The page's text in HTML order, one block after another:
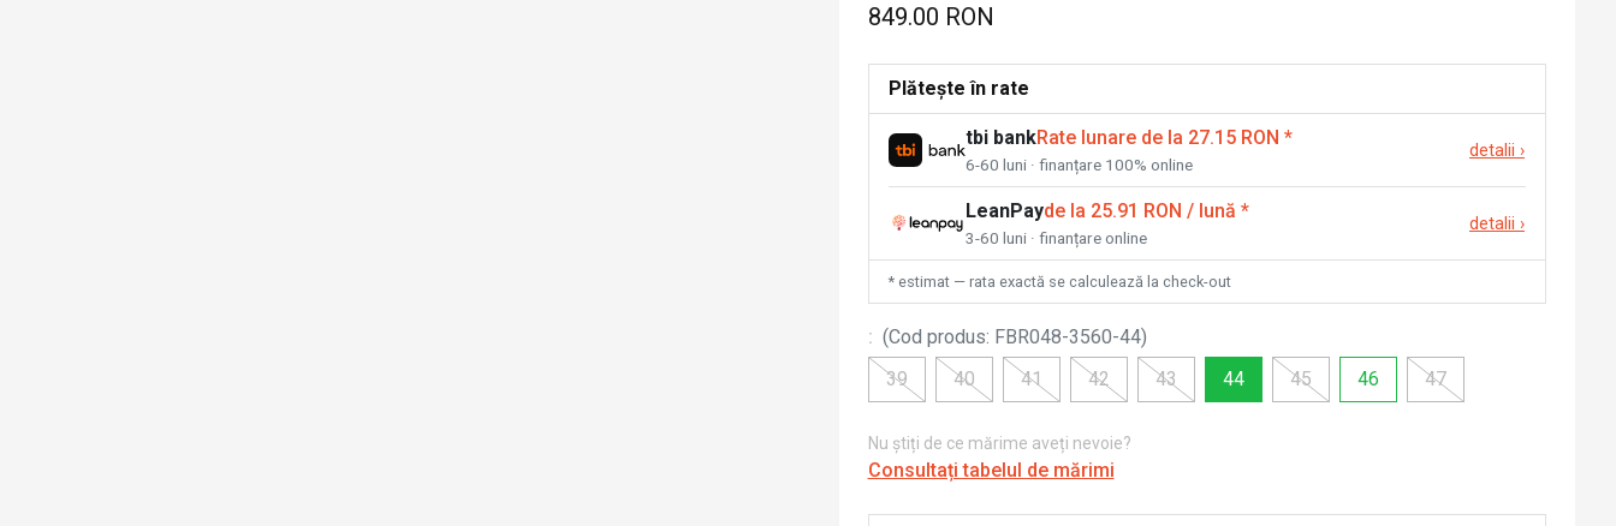
849.00 RON
Plătește în rate
tbi bankRate lunare de la 27.15 RON *
6-60 luni · finanțare 100% online
detalii ›
LeanPayde la 25.91 RON / lună *
3-60 luni · finanțare online
detalii ›
* estimat — rata exactă se calculează la check-out
: (Cod produs: FBR048-3560-44)
39
40 41 42 43 44 45 46 47
Nu știți de ce mărime aveți nevoie?
Consultați tabelul de mărimi